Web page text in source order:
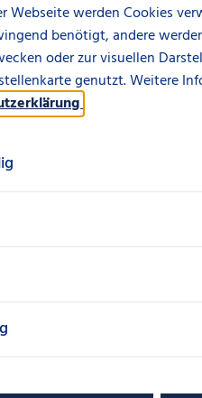
Webseite werden Cookies
benötigt, andere
oder zur visuellen
genutzt. Weitere